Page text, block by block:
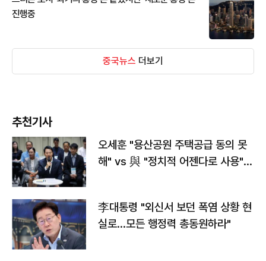
진행중
중국뉴스 더보기
추천기사
오세훈 "용산공원 주택공급 동의 못
해" vs 與 "정치적 어젠다로 사용"
李대통령 "외신서 보던 폭염 상황 현
실로…모든 행정력 총동원하라"